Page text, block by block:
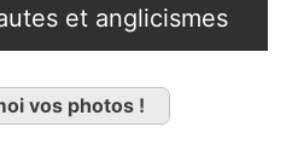
et anglicismes
vos photos !